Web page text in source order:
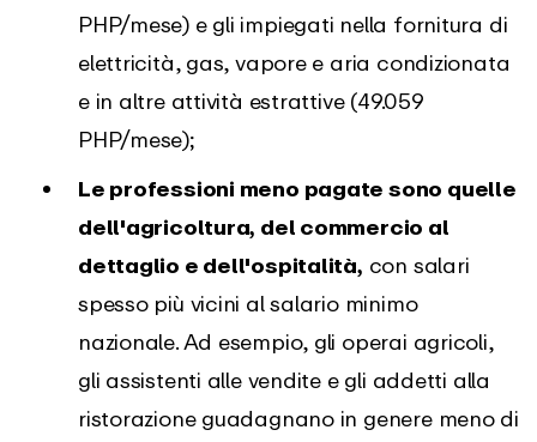
PHP/mese) e gli impiegati nella fornitura di
elettricità, gas, vapore e aria condizionata
e in altre attività estrattive (49.059
PHP/mese);
Le professioni meno pagate sono quelle
dell'agricoltura, del commercio al
dettaglio e dell'ospitalità, con salari
spesso più vicini al salario minimo
nazionale. Ad esempio, gli operai agricoli,
gli assistenti alle vendite e gli addetti alla
ristorazione guadagnano in genere meno di